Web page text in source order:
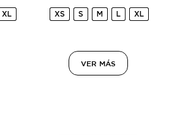
XL XS S M L XL
VER MÁS